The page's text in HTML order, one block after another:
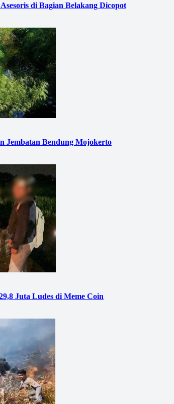
di Bagian Belakang Dicopot
Jembatan Bendung Mojokerto
Juta Ludes di Meme Coin